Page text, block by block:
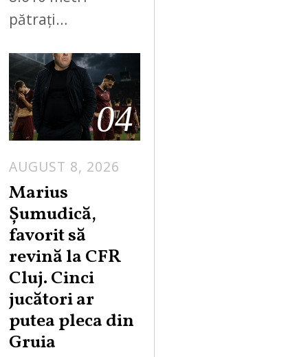
pătrați…
04
AUGUST 8, 2026
Marius
Șumudică,
favorit să
revină la CFR
Cluj. Cinci
jucători ar
putea pleca din
Gruia